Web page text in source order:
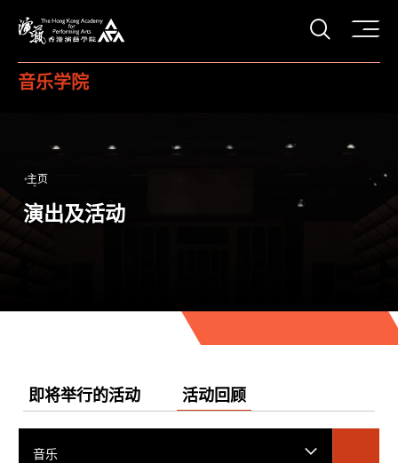
打开
音乐学院
主页
演出及活动
即将举行的活动 活动回顾
音乐